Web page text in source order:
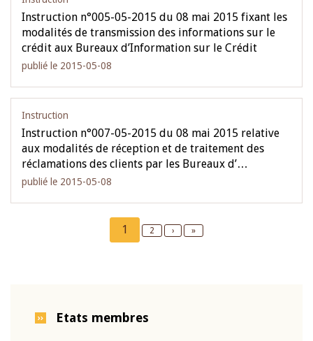
Instruction n°005-05-2015 du 08 mai 2015 fixant les
modalités de transmission des informations sur le
crédit aux Bureaux d’Information sur le Crédit
publié le 2015-05-08
Instruction
Instruction n°007-05-2015 du 08 mai 2015 relative
aux modalités de réception et de traitement des
réclamations des clients par les Bureaux d’…
publié le 2015-05-08
Current
page
1 Page
2
Next
›
Last
»
Etats membres